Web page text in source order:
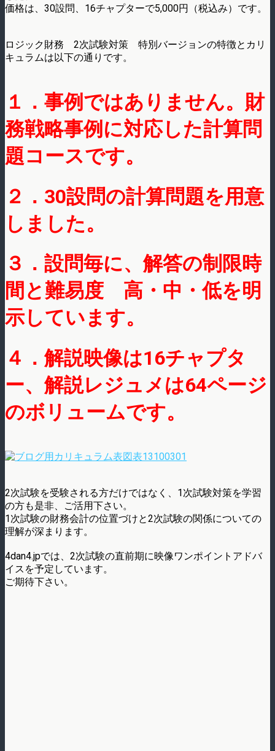
価格は、30設問、16チャプターで5,000円（税込み）です。
ロジック財務 2次試験対策 特別バージョンの特徴とカリ
キュラムは以下の通りです。
１．事例ではありません。財
務戦略事例に対応した計算問
題コースです。
２．30設問の計算問題を用意
しました。
３．設問毎に、解答の制限時
間と難易度 高・中・低を明
示しています。
４．解説映像は16チャプタ
ー、解説レジュメは64ページ
のボリュームです。
2次試験を受験される方だけではなく、1次試験対策を学習
の方も是非、ご活用下さい。
1次試験の財務会計の位置づけと2次試験の関係についての
理解が深まります。
4dan4.jpでは、2次試験の直前期に映像ワンポイントアドバ
イスを予定しています。
ご期待下さい。